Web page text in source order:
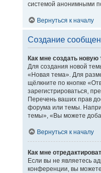
системой анонимными
Вернуться к началу
Создание
Как мне создать
Для создания новой
«Новая тема». Для
щёлкните по кнопке
зарегистрироваться,
Перечень ваших прав
форума или темы.
темы», «Вы можете
Вернуться к началу
Как мне
Если вы не являетесь
конференции, вы